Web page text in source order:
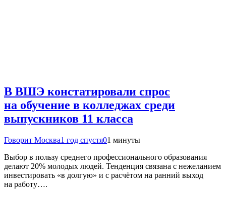
В ВШЭ констатировали спрос
на обучение в колледжах среди
выпускников 11 класса
Говорит Москва1 год спустя01 минуты
Выбор в пользу среднего профессионального образования
делают 20% молодых людей. Тенденция связана с нежеланием
инвестировать «в долгую» и с расчётом на ранний выход
на работу….